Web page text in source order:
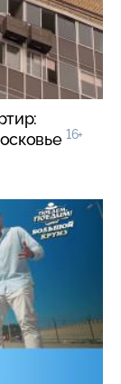
16+